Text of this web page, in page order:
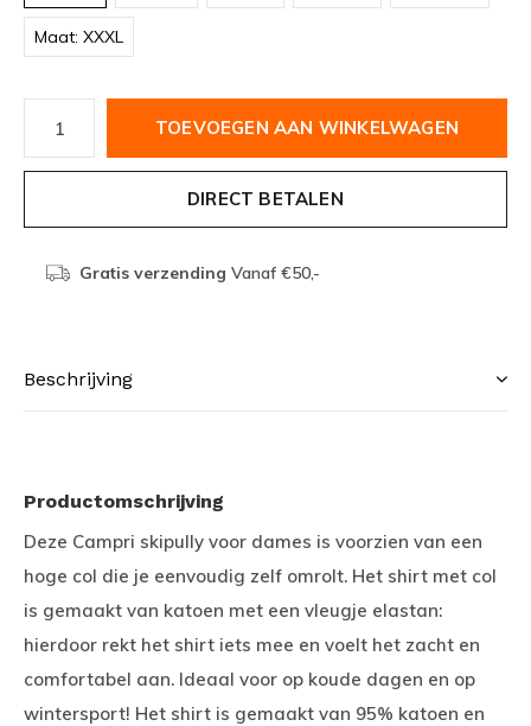
Maat: XXXL
TOEVOEGEN AAN WINKELWAGEN
DIRECT BETALEN
Gratis verzending Vanaf €50,-
Beschrijving
Productomschrijving
Deze Campri skipully voor dames is voorzien van een
hoge col die je eenvoudig zelf omrolt. Het shirt met col
is gemaakt van katoen met een vleugje elastan:
hierdoor rekt het shirt iets mee en voelt het zacht en
comfortabel aan. Ideaal voor op koude dagen en op
wintersport! Het shirt is gemaakt van 95% katoen en